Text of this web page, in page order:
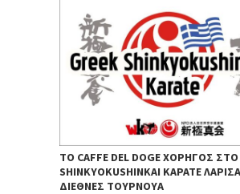
ΤΟ CAFFE DEL DOGE ΧΟΡΗΓΌΣ
SHINKYOKUSHINKAI ΚΑΡΆΤΕ
ΔΙΕΘΝΈΣ ΤΟΥΡΝΟΥΆ